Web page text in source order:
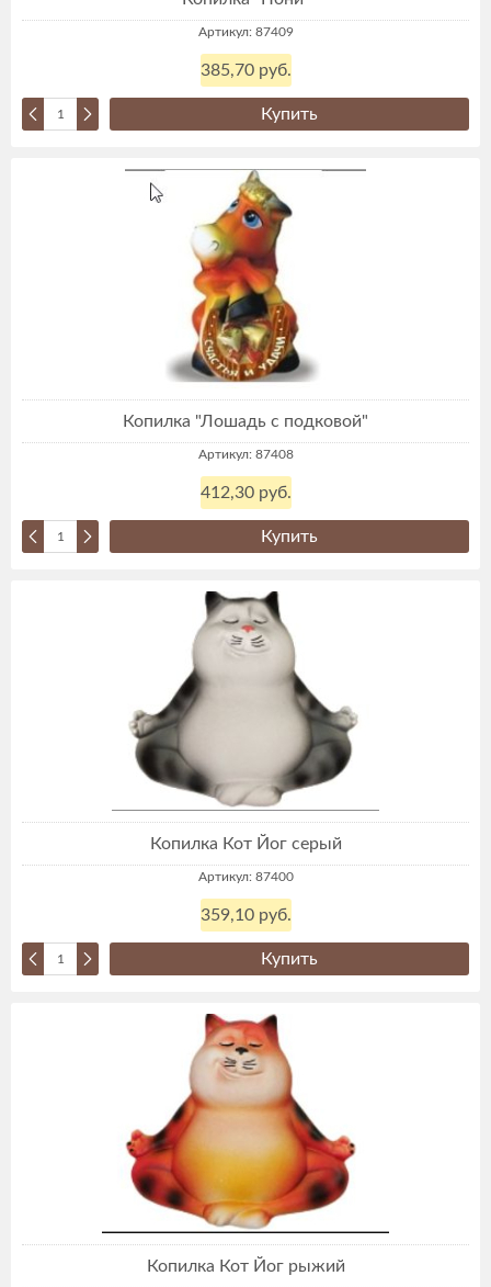
Артикул: 87409
385,70 руб.
Купить
Копилка "Лошадь с подковой"
Артикул: 87408
412,30 руб.
Купить
Копилка Кот Йог серый
Артикул: 87400
359,10 руб.
Купить
Копилка Кот Йог рыжий